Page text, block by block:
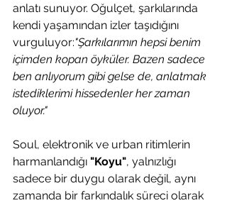
anlatı sunuyor. Oğulçet, şarkılarında
kendi yaşamından izler taşıdığını
vurguluyor:"Şarkılarımın hepsi benim
içimden kopan öyküler. Bazen sadece
ben anlıyorum gibi gelse de, anlatmak
istediklerimi hissedenler her zaman
oluyor."
Soul, elektronik ve urban ritimlerin
harmanlandığı "Koyu", yalnızlığı
sadece bir duygu olarak değil, aynı
zamanda bir farkındalık süreci olarak